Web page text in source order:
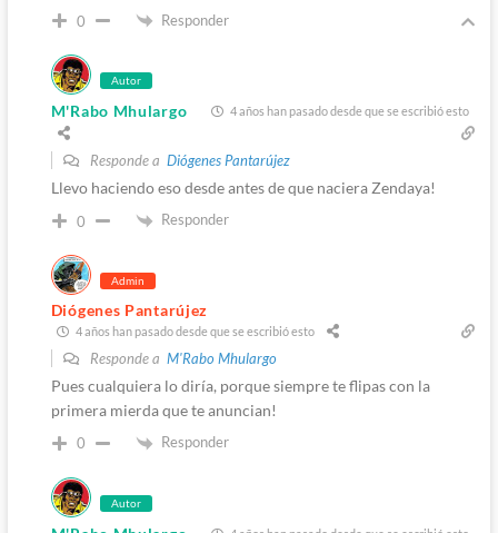
0 Responder
Autor
M'Rabo Mhulargo 4 años han pasado desde que se escribió esto
Responde a Diógenes Pantarújez
Llevo haciendo eso desde antes de que naciera Zendaya!
0 Responder
Admin
Diógenes Pantarújez
4 años han pasado desde que se escribió esto
Responde a M'Rabo Mhulargo
Pues cualquiera lo diría, porque siempre te flipas con la
primera mierda que te anuncian!
0 Responder
Autor